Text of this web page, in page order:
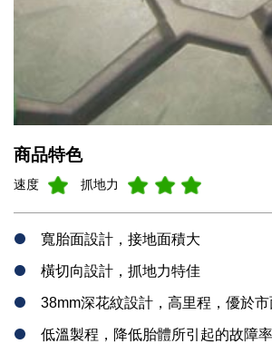
商品特色
速度 抓地力
寬胎面設計，接地面積大
橫切向設計，抓地力特佳
38mm深花紋設計，高里程，優於
低溫製程，降低胎體所引起的故障率